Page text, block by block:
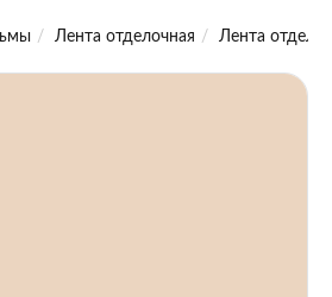
Лента отделочная Лента